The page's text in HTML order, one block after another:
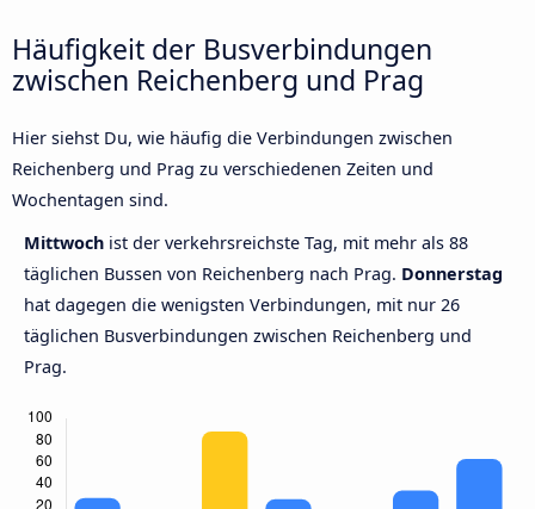
Häufigkeit der Busverbindungen
zwischen Reichenberg und Prag
Hier siehst Du, wie häufig die Verbindungen zwischen
Reichenberg und Prag zu verschiedenen Zeiten und
Wochentagen sind.
Mittwoch ist der verkehrsreichste Tag, mit mehr als 88
täglichen Bussen von Reichenberg nach Prag. Donnerstag
hat dagegen die wenigsten Verbindungen, mit nur 26
täglichen Busverbindungen zwischen Reichenberg und
Prag.